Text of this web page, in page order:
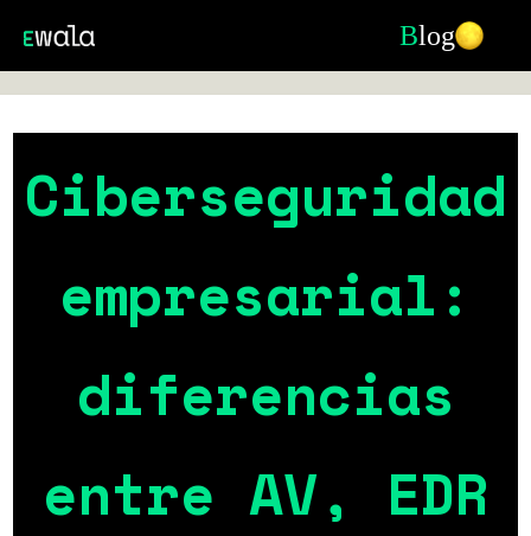
Blog
Ciberseguridad
empresarial:
diferencias
entre AV, EDR